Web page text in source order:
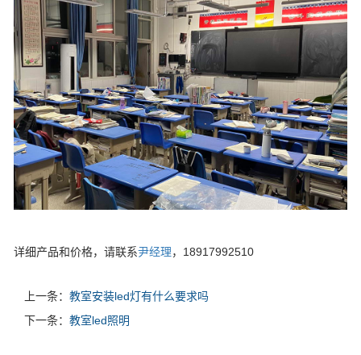
详细产品和价格，请联系尹经理，18917992510
上一条： 教室安装led灯有什么要求吗
下一条： 教室led照明